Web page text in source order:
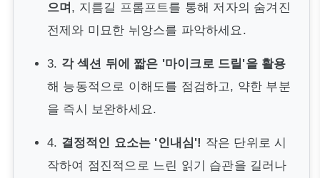
으며 , 지름길 프롬프트를 통해 저자의 숨겨진
전제와 미묘한 뉘앙스를 파악하세요.
3. 각 섹션 뒤에 짧은 '마이크로 드릴'을 활용
해 능동적으로 이해도를 점검하고, 약한 부분
을 즉시 보완하세요.
4. 결정적인 요소는 '인내심'! 작은 단위로 시
작하여 점진적으로 느린 읽기 습관을 길러나